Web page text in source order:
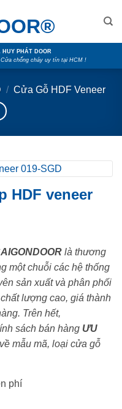
HUY PHÁT DOOR
chống cháy uy tín tại HCM !
/ Cửa Gỗ HDF Veneer
HDF veneer
là thương
một chuỗi các hệ thống
sản xuất và phân phối
lượng cao, giá thành
Trên hết,
sách bán hàng ƯU
mẫu mã, loại cửa gỗ
phí